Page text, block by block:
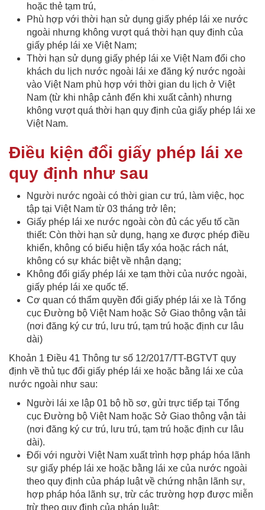
hoặc thẻ tạm trú,
Phù hợp với thời hạn sử dụng giấy phép lái xe nước
ngoài nhưng không vượt quá thời hạn quy định của
giấy phép lái xe Việt Nam;
Thời hạn sử dụng giấy phép lái xe Việt Nam đổi cho
khách du lịch nước ngoài lái xe đăng ký nước ngoài
vào Việt Nam phù hợp với thời gian du lịch ở Việt
Nam (từ khi nhập cảnh đến khi xuất cảnh) nhưng
không vượt quá thời hạn quy định của giấy phép lái xe
Việt Nam.
Điều kiện đổi giấy phép lái xe
quy định như sau
Người nước ngoài có thời gian cư trú, làm việc, học
tập tại Việt Nam từ 03 tháng trở lên;
Giấy phép lái xe nước ngoài còn đủ các yếu tố cần
thiết: Còn thời hạn sử dụng, hạng xe được phép điều
khiển, không có biểu hiện tẩy xóa hoặc rách nát,
không có sự khác biệt về nhận dạng;
Không đổi giấy phép lái xe tạm thời của nước ngoài,
giấy phép lái xe quốc tế.
Cơ quan có thẩm quyền đổi giấy phép lái xe là Tổng
cục Đường bộ Việt Nam hoặc Sở Giao thông vận tải
(nơi đăng ký cư trú, lưu trú, tạm trú hoặc định cư lâu
dài)
Khoản 1 Điều 41 Thông tư số 12/2017/TT-BGTVT quy
định về thủ tục đổi giấy phép lái xe hoặc bằng lái xe của
nước ngoài như sau:
Người lái xe lập 01 bộ hồ sơ, gửi trực tiếp tại Tổng
cục Đường bộ Việt Nam hoặc Sở Giao thông vận tải
(nơi đăng ký cư trú, lưu trú, tạm trú hoặc định cư lâu
dài).
Đối với người Việt Nam xuất trình hợp pháp hóa lãnh
sự giấy phép lái xe hoặc bằng lái xe của nước ngoài
theo quy định của pháp luật về chứng nhận lãnh sự,
hợp pháp hóa lãnh sự, trừ các trường hợp được miễn
trừ theo quy định của pháp luật;